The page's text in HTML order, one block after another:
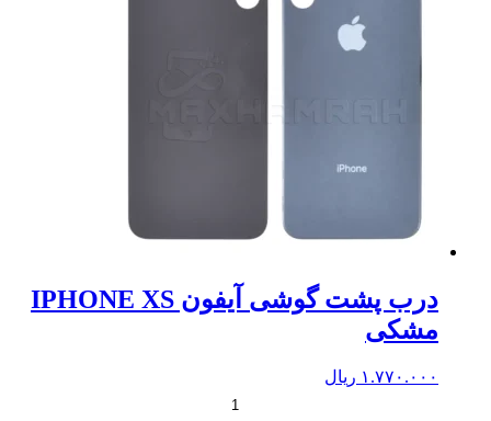
درب پشت گوشی آیفون IPHONE XS
مشکی
۱.۷۷۰.۰۰۰ ریال
+